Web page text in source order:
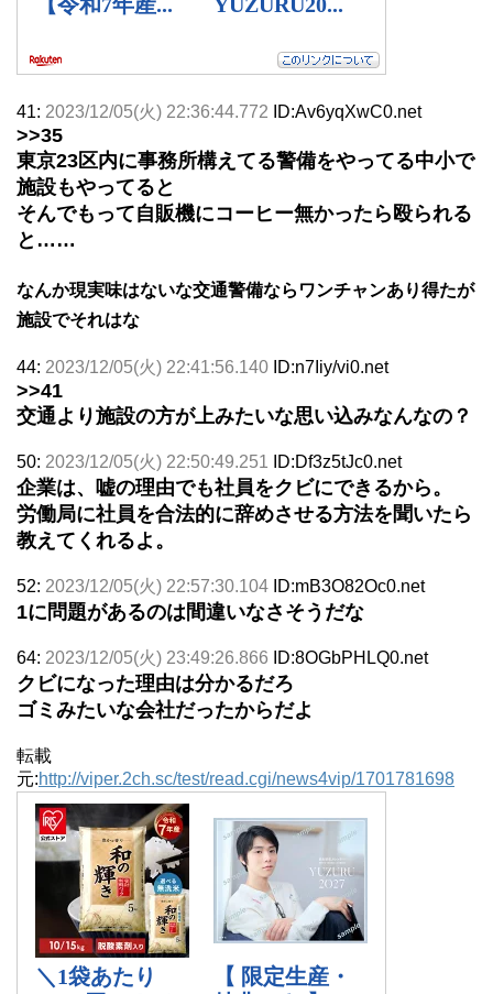
41: 2023/12/05(火) 22:36:44.772 ID:Av6yqXwC0.net
>>35
東京23区内に事務所構えてる警備をやってる中小で
施設もやってると
そんでもって自販機にコーヒー無かったら殴られる
と……
なんか現実味はないな交通警備ならワンチャンあり得たが
施設でそれはな
44: 2023/12/05(火) 22:41:56.140 ID:n7Iiy/vi0.net
>>41
交通より施設の方が上みたいな思い込みなんなの？
50: 2023/12/05(火) 22:50:49.251 ID:Df3z5tJc0.net
企業は、嘘の理由でも社員をクビにできるから。
労働局に社員を合法的に辞めさせる方法を聞いたら
教えてくれるよ。
52: 2023/12/05(火) 22:57:30.104 ID:mB3O82Oc0.net
1に問題があるのは間違いなさそうだな
64: 2023/12/05(火) 23:49:26.866 ID:8OGbPHLQ0.net
クビになった理由は分かるだろ
ゴミみたいな会社だったからだよ
転載
元:http://viper.2ch.sc/test/read.cgi/news4vip/1701781698